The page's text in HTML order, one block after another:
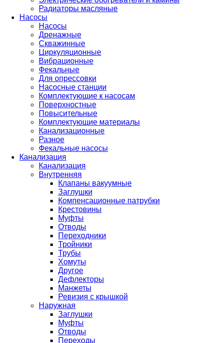
Радиаторы масляные
Насосы
Насосы
Дренажные
Скважинные
Циркуляционные
Вибрационные
Фекальные
Для опрессовки
Насосные станции
Комплектующие к насосам
Поверхностные
Повысительные
Комплектующие материалы
Канализационные
Разное
Фекальные насосы
Канализация
Канализация
Внутренняя
Клапаны вакуумные
Заглушки
Компенсационные патрубки
Крестовины
Муфты
Отводы
Переходники
Тройники
Трубы
Хомуты
Другое
Дефлекторы
Манжеты
Ревизия с крышкой
Наружная
Заглушки
Муфты
Отводы
Переходы